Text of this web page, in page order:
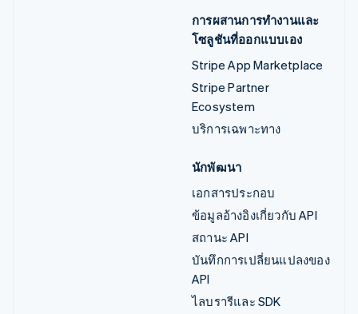
การผสานการทำงานและ
โซลูชันที่ออกแบบเอง
Stripe App Marketplace
Stripe Partner
Ecosystem
บริการเฉพาะทาง
นักพัฒนา
เอกสารประกอบ
ข้อมูลอ้างอิงเกี่ยวกับ API
สถานะ API
บันทึกการเปลี่ยนแปลงของ
API
ไลบรารีและ SDK